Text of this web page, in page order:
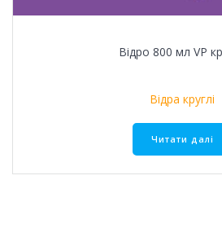
Відро 800 мл VР
Відра круглі
Читати далі